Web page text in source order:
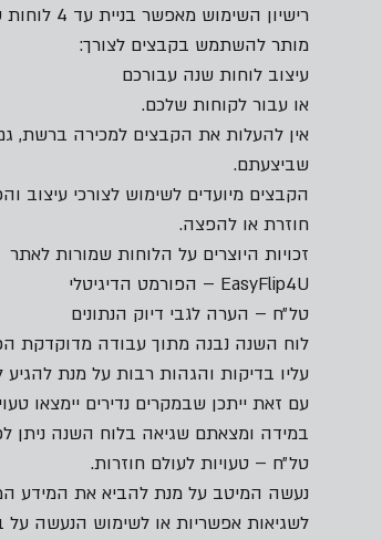
רישיון השימוש מאפשר בניית עד 4 לוחות שנה שונים על בסיס הקבצים.
מותר להשתמש בקבצים לצורך:
עיצוב לוחות שנה עבורכם
או עבור לקוחות שלכם.
אין להעלות את הקבצים למכירה ברשת,
שביצעתם.
הקבצים מיועדים לשימוש לצורכי עיצוב
חוזרת או להפצה.
זכויות היוצרים על הלוחות שמורות לאתר
EasyFlip4U – הפורמט הדיגיטלי
טל״ח – הערה לגבי דיוק הנתונים
לוח השנה נבנה מתוך עבודה מדוקדקת
עליו בדיקות והגהות רבות על מנת
עם זאת ייתכן שבמקרים נדירים יימצאו
במידה ומצאתם שגיאה בלוח השנה ניתן
טל״ח – טעויות לעולם חוזרות.
נעשה המיטב על מנת להביא את המידע
לשגיאות אפשריות או לשימוש הנעשה על